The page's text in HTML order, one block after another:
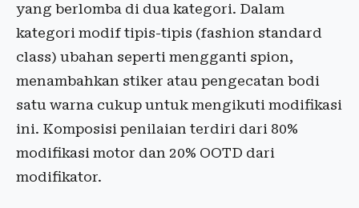
yang berlomba di dua kategori. Dalam
kategori modif tipis-tipis (fashion standard
class) ubahan seperti mengganti spion,
menambahkan stiker atau pengecatan bodi
satu warna cukup untuk mengikuti modifikasi
ini. Komposisi penilaian terdiri dari 80%
modifikasi motor dan 20% OOTD dari
modifikator.